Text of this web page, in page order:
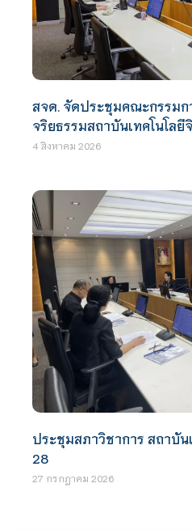
สจด. จัดประชุมคณะกรรมก
จริยธรรมสถาบันเทคโนโลยี
4 สิงหาคม 2026
ประชุมสภาวิชาการ สถาบัน
28
27 กรกฎาคม 2026